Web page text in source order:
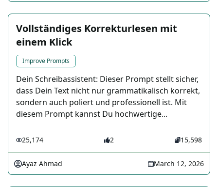
Vollständiges Korrekturlesen mit
einem Klick
Improve Prompts
Dein Schreibassistent: Dieser Prompt stellt sicher,
dass Dein Text nicht nur grammatikalisch korrekt,
sondern auch poliert und professionell ist. Mit
diesem Prompt kannst Du hochwertige...
25,174 2 15,598
Ayaz Ahmad March 12, 2026